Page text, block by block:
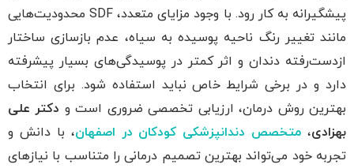
پیشگیرانه به کار رود. با وجود مزایای متعدد، SDF محدودیت‌هایی
مانند تغییر رنگ ناحیه پوسیده به سیاه، عدم بازسازی ساختار
ازدست‌رفته دندان و اثر کمتر در پوسیدگی‌های بسیار پیشرفته
دارد و در برخی شرایط خاص نباید استفاده شود. برای انتخاب
بهترین روش درمان، ارزیابی تخصصی ضروری است و دکتر علی
بهزادی، متخصص دندانپزشکی کودکان در اصفهان، با دانش و
تجربه خود می‌تواند بهترین تصمیم درمانی را متناسب با نیازهای